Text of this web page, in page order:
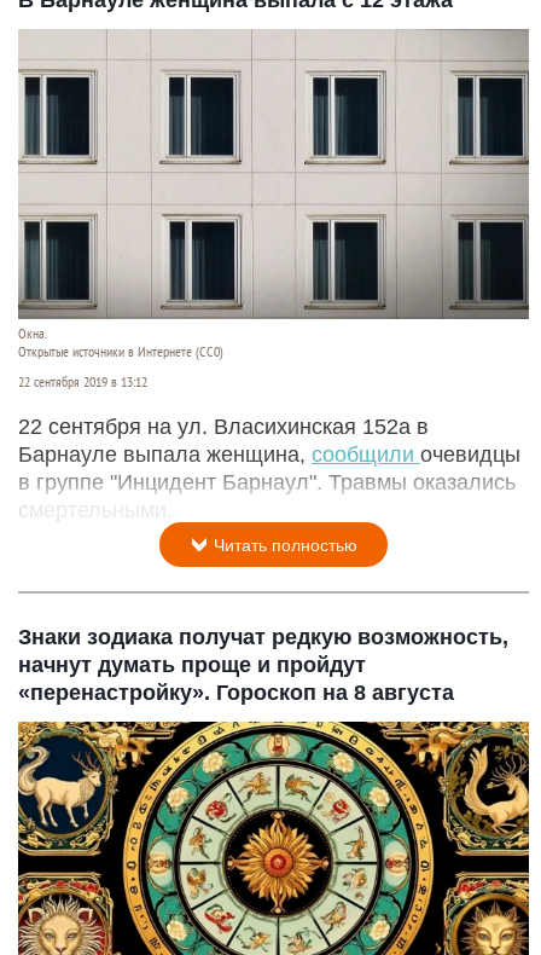
Окна.
Открытые источники в Интернете (СС0)
22 сентября 2019 в 13:12
22 сентября на ул. Власихинская 152а в
Барнауле выпала женщина, сообщили очевидцы
в группе "Инцидент Барнаул". Травмы оказались
смертельными.
Читать полностью
Знаки зодиака получат редкую возможность,
начнут думать проще и пройдут
«перенастройку». Гороскоп на 8 августа